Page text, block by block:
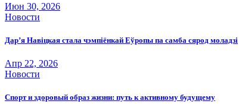
Июн 30, 2026
Новости
Дар’я Навіцкая стала чэмпіёнкай Еўропы па самба сярод моладзі
Апр 22, 2026
Новости
Спорт и здоровый образ жизни: путь к активному будущему